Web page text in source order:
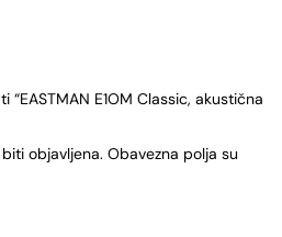
E1OM Classic, akustična
objavljena. Obavezna polja su